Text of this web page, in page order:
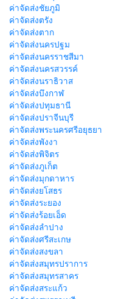
ค่าจัดส่งชัยภูมิ
ค่าจัดส่งตรัง
ค่าจัดส่งตาก
ค่าจัดส่งนครปฐม
ค่าจัดส่งนครราชสีมา
ค่าจัดส่งนครสวรรค์
ค่าจัดส่งนราธิวาส
ค่าจัดส่งบึงกาฬ
ค่าจัดส่งปทุมธานี
ค่าจัดส่งปราจีนบุรี
ค่าจัดส่งพระนครศรีอยุธยา
ค่าจัดส่งพังงา
ค่าจัดส่งพิจิตร
ค่าจัดส่งภูเก็ต
ค่าจัดส่งมุกดาหาร
ค่าจัดส่งยโสธร
ค่าจัดส่งระยอง
ค่าจัดส่งร้อยเอ็ด
ค่าจัดส่งลำปาง
ค่าจัดส่งศรีสะเกษ
ค่าจัดส่งสงขลา
ค่าจัดส่งสมุทรปราการ
ค่าจัดส่งสมุทรสาคร
ค่าจัดส่งสระแก้ว